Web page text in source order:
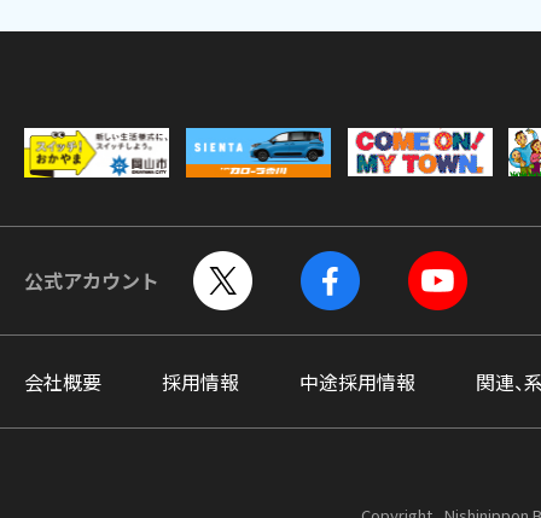
公式アカウント
会社概要 採用情報 中途採用情報 関連、